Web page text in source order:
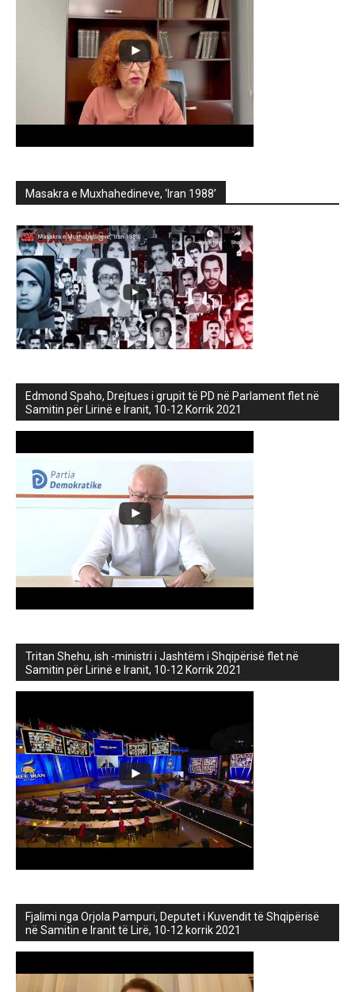
Masakra e Muxhahedineve, ‘Iran 1988’
Edmond Spaho, Drejtues i grupit të PD në Parlament flet në
Samitin për Lirinë e Iranit, 10-12 Korrik 2021
Tritan Shehu, ish -ministri i Jashtëm i Shqipërisë flet në
Samitin për Lirinë e Iranit, 10-12 Korrik 2021
Fjalimi nga Orjola Pampuri, Deputet i Kuvendit të Shqipërisë
në Samitin e Iranit të Lirë, 10-12 korrik 2021